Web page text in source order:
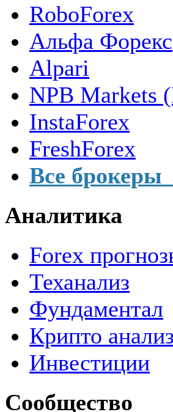
RoboForex
Альфа Форекс
Alpari
NPB Markets
InstaForex
FreshForex
Все брокеры
Аналитика
Forex
Теханализ
Фундаментал
Крипто анализ
Инвестиции
Сообщество